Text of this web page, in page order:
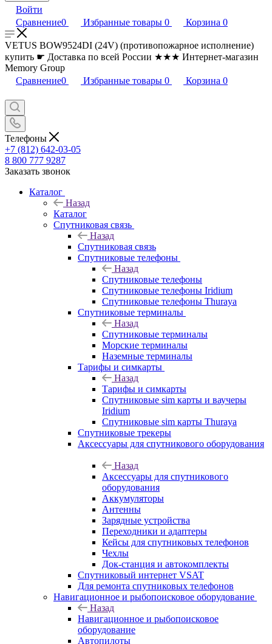
Войти
Сравнение0 Избранные товары 0 Корзина 0
VETUS BOW9524DI (24V) (противопожарное исполнение)
купить ☛ Доставка по всей России ★★★ Интернет-магазин
Memory Group
Сравнение0 Избранные товары 0 Корзина 0
Телефоны
+7 (812) 642-03-05
8 800 777 9287
Заказать звонок
Каталог
Назад
Каталог
Спутниковая связь
Назад
Спутниковая связь
Спутниковые телефоны
Назад
Спутниковые телефоны
Спутниковые телефоны Iridium
Спутниковые телефоны Thuraya
Спутниковые терминалы
Назад
Спутниковые терминалы
Морские терминалы
Наземные терминалы
Тарифы и симкарты
Назад
Тарифы и симкарты
Спутниковые sim карты и ваучеры
Iridium
Спутниковые sim карты Thuraya
Спутниковые трекеры
Аксессуары для спутникового оборудования
Назад
Аксессуары для спутникового
оборудования
Аккумуляторы
Антенны
Зарядные устройства
Переходники и адаптеры
Кейсы для спутниковых телефонов
Чехлы
Док-станция и автокомплекты
Спутниковый интернет VSAT
Для ремонта спутниковых телефонов
Навигационное и рыбопоисковое оборудование
Назад
Навигационное и рыбопоисковое
оборудование
Автопилоты